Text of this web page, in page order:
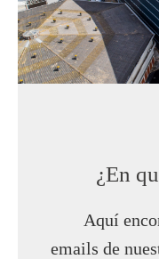
¿En
Aquí
emails de